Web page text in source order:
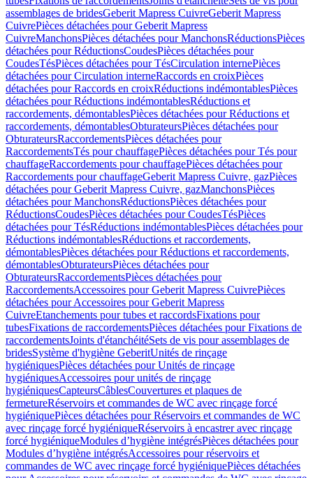
assemblages de bridesGeberit Mapress CuivreGeberit Mapress
CuivrePièces détachées pour Geberit Mapress
CuivreManchonsPièces détachées pour ManchonsRéductionsPièces
détachées pour RéductionsCoudesPièces détachées pour
CoudesTésPièces détachées pour TésCirculation internePièces
détachées pour Circulation interneRaccords en croixPièces
détachées pour Raccords en croixRéductions indémontablesPièces
détachées pour Réductions indémontablesRéductions et
raccordements, démontablesPièces détachées pour Réductions et
raccordements, démontablesObturateursPièces détachées pour
ObturateursRaccordementsPièces détachées pour
RaccordementsTés pour chauffagePièces détachées pour Tés pour
chauffageRaccordements pour chauffagePièces détachées pour
Raccordements pour chauffageGeberit Mapress Cuivre, gazPièces
détachées pour Geberit Mapress Cuivre, gazManchonsPièces
détachées pour ManchonsRéductionsPièces détachées pour
RéductionsCoudesPièces détachées pour CoudesTésPièces
détachées pour TésRéductions indémontablesPièces détachées pour
Réductions indémontablesRéductions et raccordements,
démontablesPièces détachées pour Réductions et raccordements,
démontablesObturateursPièces détachées pour
ObturateursRaccordementsPièces détachées pour
RaccordementsAccessoires pour Geberit Mapress CuivrePièces
détachées pour Accessoires pour Geberit Mapress
CuivreEtanchements pour tubes et raccordsFixations pour
tubesFixations de raccordementsPièces détachées pour Fixations de
raccordementsJoints d'étanchéitéSets de vis pour assemblages de
bridesSystème d'hygiène GeberitUnités de rinçage
hygiéniquesPièces détachées pour Unités de rinçage
hygiéniquesAccessoires pour unités de rinçage
hygiéniquesCapteursCâblesCouvertures et plaques de
fermetureRéservoirs et commandes de WC avec rinçage forcé
hygiéniquePièces détachées pour Réservoirs et commandes de WC
avec rinçage forcé hygiéniqueRéservoirs à encastrer avec rinçage
forcé hygiéniqueModules d’hygiène intégrésPièces détachées pour
Modules d’hygiène intégrésAccessoires pour réservoirs et
commandes de WC avec rinçage forcé hygiéniquePièces détachées